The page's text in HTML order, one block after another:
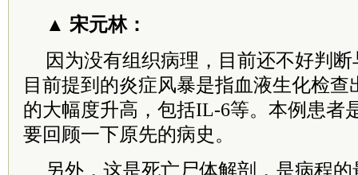
▲ 宋元林：
因为没有组织病理，目前还不好判
目前提到的炎症风暴是指血液生化检
的大幅度升高，包括IL-6等。本例患者
要回顾一下原先的病史。
另外，这是死亡尸体解剖，是病程